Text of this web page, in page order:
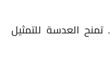
تمنح العدسة للتمثيل